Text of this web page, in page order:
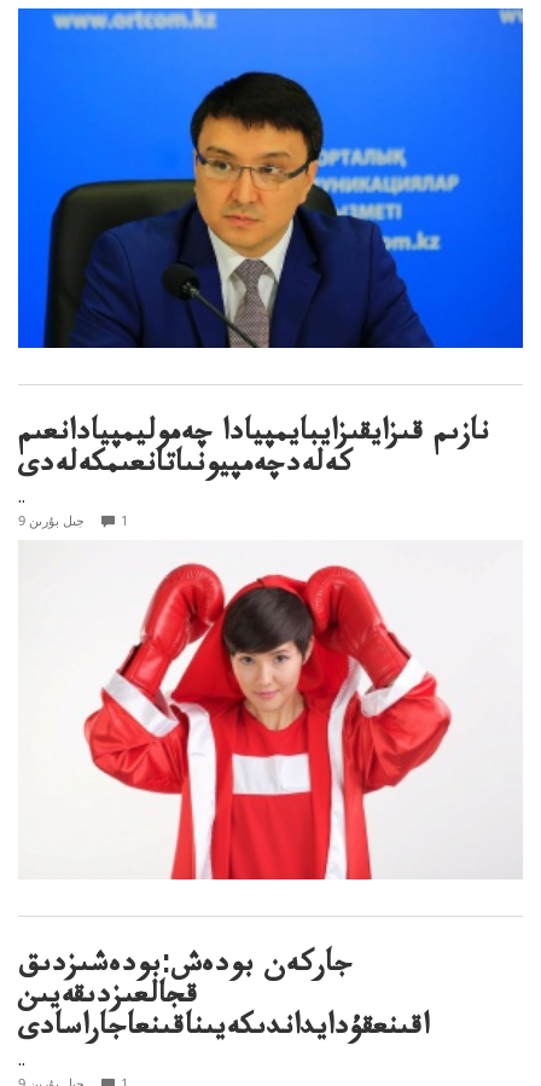
نازىم قىزايقىزايبايمپيادا چەموليمپيادانعىم
كەلەدچەمپيونىاتانعىمكەلەدى
..
9 جىل بۇرىن 1
جاركەن بودەش:بودەشىزدىق
قجالعىزدىقەيىن
اقىنعقۇدايداندىكەيىناقىنعاجاراسادى
..